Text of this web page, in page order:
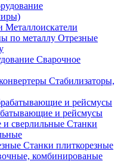
Металлоискатели
Отрезные
Сварочное
Стабилизаторы,
и рейсмусы
Станки
Станки плиткорезные